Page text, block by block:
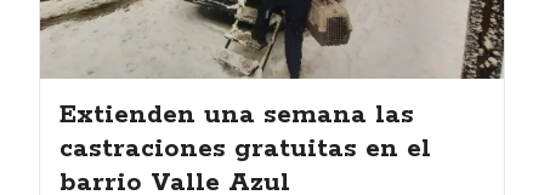
Extienden una semana las
castraciones gratuitas en el
barrio Valle Azul